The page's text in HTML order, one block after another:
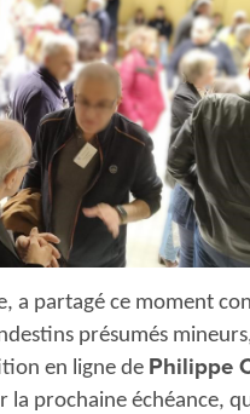
a partagé ce moment
présumés
en ligne de Philippe
la prochaine échéance,